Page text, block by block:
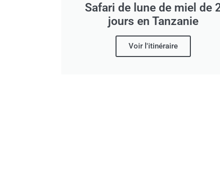
Safari de lune de miel de
jours en Tanzanie
Voir l'itinéraire